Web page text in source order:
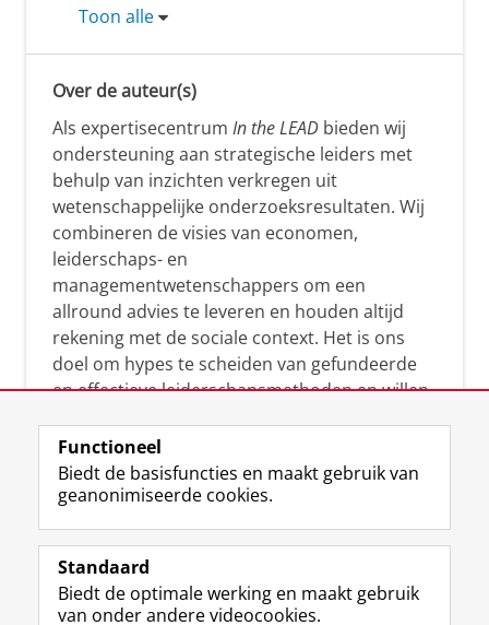
Toon alle
Over de auteur(s)
Als expertisecentrum In the LEAD bieden wij
ondersteuning aan strategische leiders met
behulp van inzichten verkregen uit
wetenschappelijke onderzoeksresultaten. Wij
combineren de visies van economen,
leiderschaps- en
managementwetenschappers om een
allround advies te leveren en houden altijd
rekening met de sociale context. Het is ons
doel om hypes te scheiden van gefundeerde
en effectieve leiderschapsmethoden en willen
manier te reageren op economische en
maatschappelijke kwesties. Samen tillen wij
het leiderschap in uw organisatie naar een
Functioneel
Biedt de basisfuncties en maakt gebruik van
geanonimiseerde cookies.
Standaard
Biedt de optimale werking en maakt gebruik
van onder andere videocookies.